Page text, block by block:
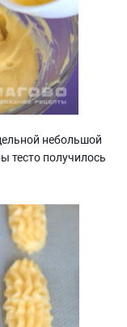
небольшой
тесто получилось